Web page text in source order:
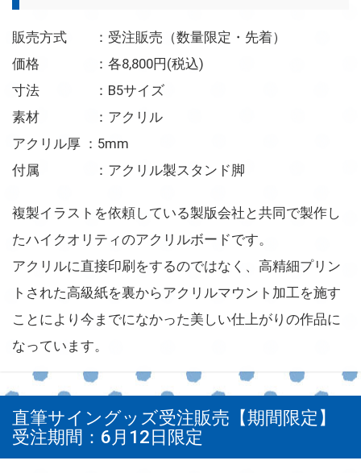
販売方式 ：受注販売（数量限定・先着）
価格 ：各8,800円(税込)
寸法 ：B5サイズ
素材 ：アクリル
アクリル厚 ：5mm
付属 ：アクリル製スタンド脚
複製イラストを依頼している製版会社と共同で製作し
たハイクオリティのアクリルボードです。
アクリルに直接印刷をするのではなく、高精細プリン
トされた高級紙を裏からアクリルマウント加工を施す
ことにより今までになかった美しい仕上がりの作品に
なっています。
直筆サイングッズ受注販売【期間限定】
受注期間：6月12日限定